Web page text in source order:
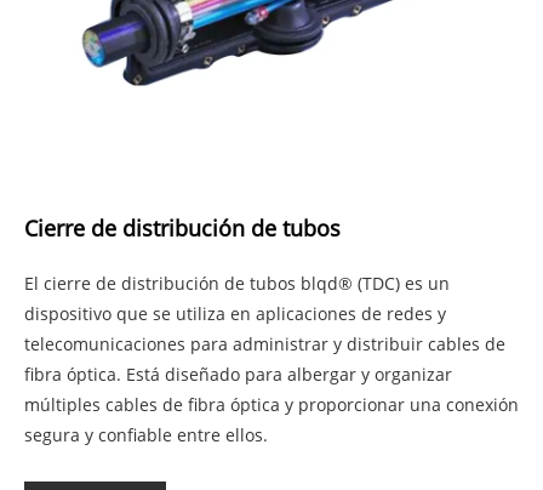
Cierre de distribución de tubos
El cierre de distribución de tubos blqd® (TDC) es un
dispositivo que se utiliza en aplicaciones de redes y
telecomunicaciones para administrar y distribuir cables de
fibra óptica. Está diseñado para albergar y organizar
múltiples cables de fibra óptica y proporcionar una conexión
segura y confiable entre ellos.